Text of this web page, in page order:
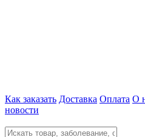
Как заказать Доставка Оплата О
новости